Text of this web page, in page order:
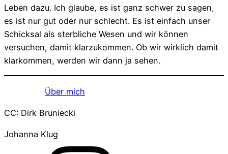
Leben dazu. Ich glaube, es ist ganz schwer zu sagen,
es ist nur gut oder nur schlecht. Es ist einfach unser
Schicksal als sterbliche Wesen und wir können
versuchen, damit klarzukommen. Ob wir wirklich damit
klarkommen, werden wir dann ja sehen.
Über mich
CC: Dirk Bruniecki
Johanna Klug